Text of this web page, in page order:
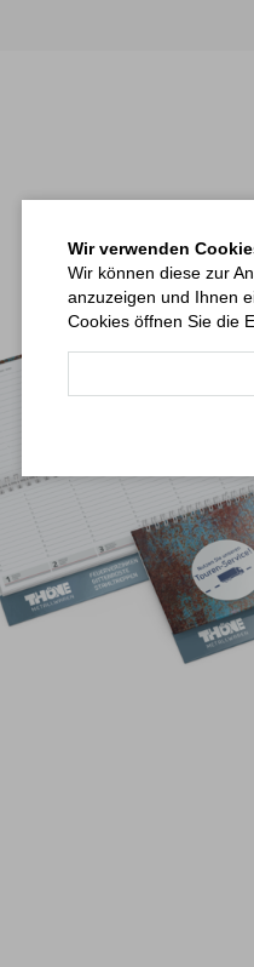
Wir verwenden
Wir können diese zur
anzuzeigen und Ihnen
Cookies öffnen Sie die